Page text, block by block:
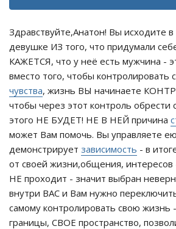
Здравствуйте,Анатон! Вы исходите
девушке ИЗ того, что придумали
КАЖЕТСЯ, что у неё есть мужчина -
вместо того, чтобы контролировать
чувства, жизнь ВЫ начинаете
чтобы через этот контроль обрести
этого НЕ БУДЕТ! НЕ В НЕЙ причина
может Вам помочь. Вы управляете
демонстрирует зависимость - в
от своей жизни,общения,
НЕ проходит - значит выбран
внутри ВАС и Вам нужно
самому контролировать свою
границы, СВОЕ пространство,